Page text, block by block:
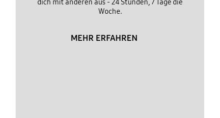
dich mit anderen aus - 24 Stunden, 7 Tage die
Woche.
MEHR ERFAHREN